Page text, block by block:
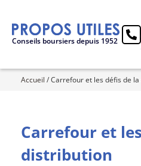
Conseils boursiers depuis 1952
Accueil /Carrefour et les défis de
Carrefour et
distribution